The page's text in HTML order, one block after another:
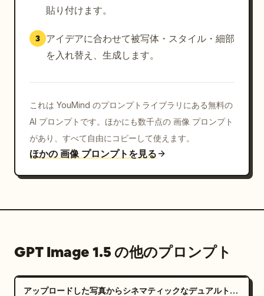
貼り付けます。
3
アイデアに合わせて被写体・スタイル・細部
を入れ替え、生成します。
これは YouMind のプロンプトライブラリにある無料の
AI プロンプトです。ほかにも数千点の 画像 プロンプト
があり、すべて自由にコピーして使えます。
ほかの 画像 プロンプトを見る
GPT Image 1.5 の他のプロンプト
アップロードした写真からシネマティックなデュアルトーンポートレートを作成